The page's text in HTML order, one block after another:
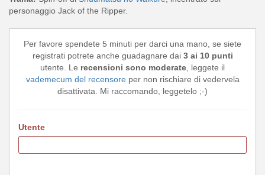
personaggio Jack of the Ripper.
Per favore spendete 5 minuti per darci una mano, se siete
registrati potrete anche guadagnare dai 3 ai 10 punti
utente. Le recensioni sono moderate, leggete il
vademecum del recensoreper non rischiare di vedervela
disattivata. Mi raccomando, leggetelo ;-)
Utente